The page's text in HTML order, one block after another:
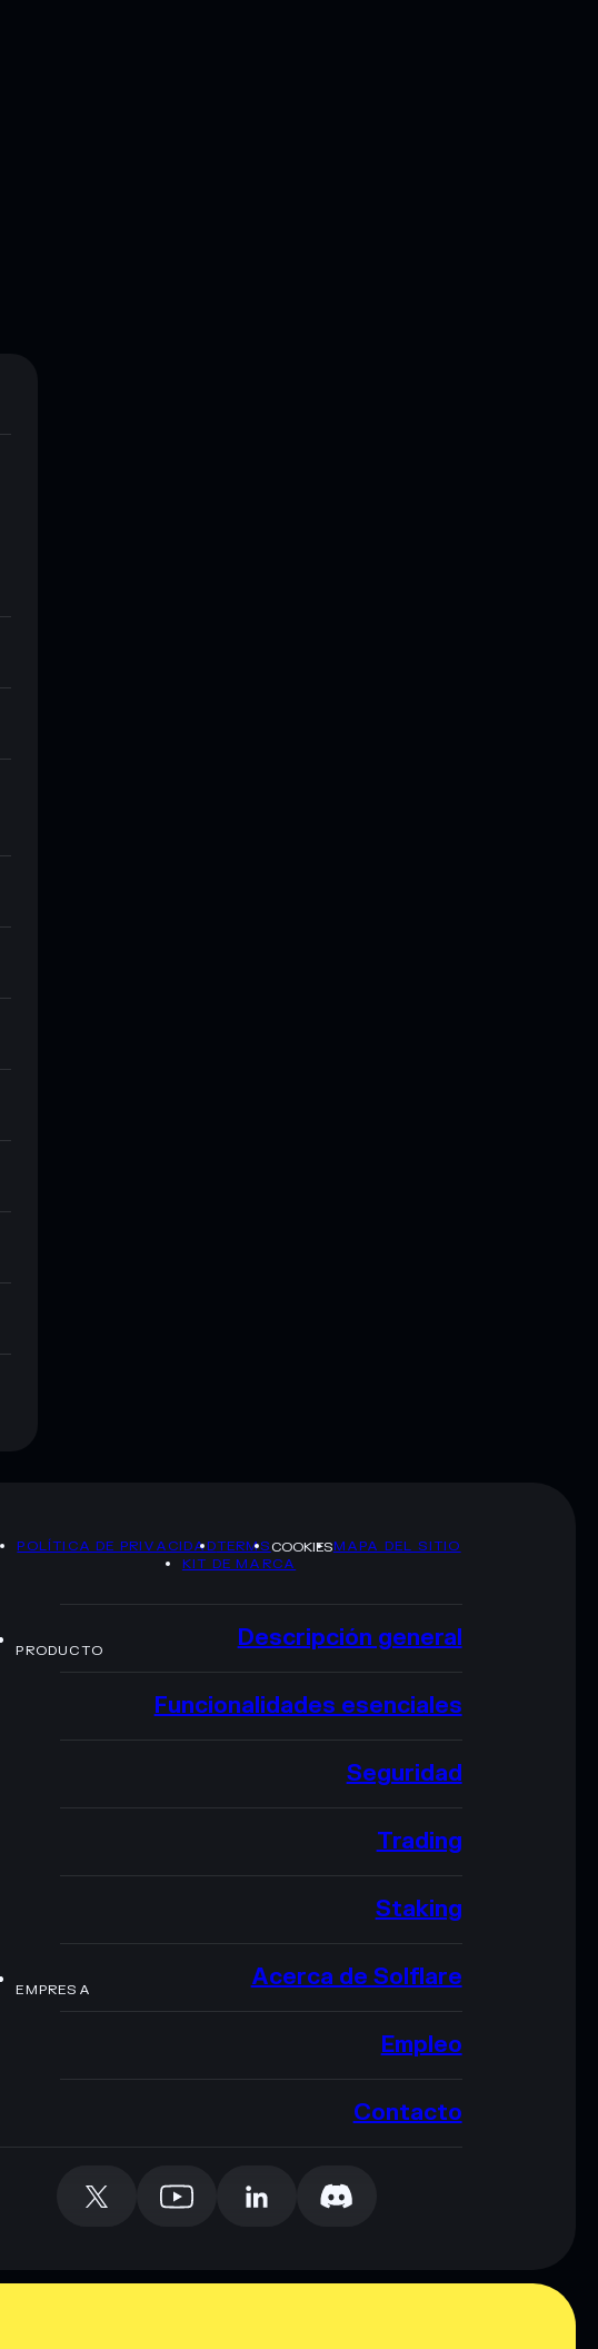
POLÍTICA DE PRIVACIDADTERMSCOOKIESMAPA DEL SITIO
KIT DE MARCA
PRODUCTO Descripción general
Funcionalidades esenciales
Seguridad
Trading
Staking
EMPRESA Acerca de Solflare
Empleo
Contacto